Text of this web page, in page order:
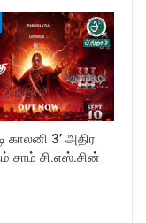
காலனி 3’ அதிர
சாம் சி.எஸ்.சின்